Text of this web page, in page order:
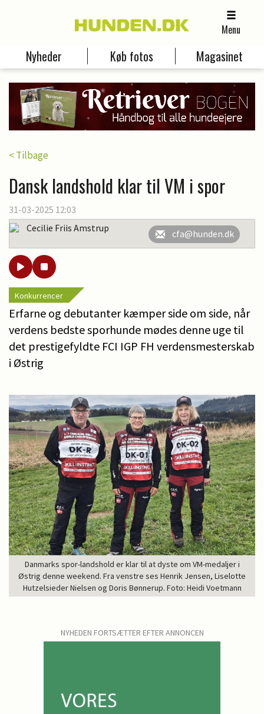
Menu
Nyheder Køb fotos Magasinet
< Tilbage
Dansk landshold klar til VM i spor
31-03-2025 12:03
Cecilie Friis Amstrup
cfa@hunden.dk
Konkurrencer
Erfarne og debutanter kæmper side om side, når
verdens bedste sporhunde mødes denne uge til
det prestigefyldte FCI IGP FH verdensmesterskab
i Østrig
Danmarks spor-landshold er klar til at dyste om VM-medaljer i
Østrig denne weekend. Fra venstre ses Henrik Jensen, Liselotte
Hutzelsieder Nielsen og Doris Bønnerup. Foto: Heidi Voetmann
NYHEDEN FORTSÆTTER EFTER ANNONCEN